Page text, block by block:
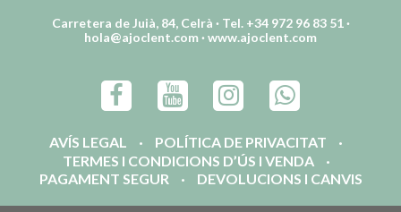
Carretera de Juià, 84, Celrà · Tel. +34 972 96 83 51 ·
hola@ajoclent.com ·www.ajoclent.com
AVÍS LEGAL
POLÍTICA DE PRIVACITAT
TERMES I CONDICIONS D’ÚS I VENDA
PAGAMENT SEGUR
DEVOLUCIONS I CANVIS